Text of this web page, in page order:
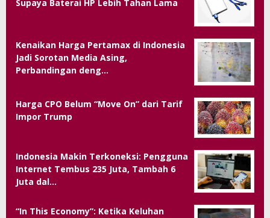
Supaya Baterai HP Lebih Tahan Lama
Kenaikan Harga Pertamax di Indonesia
Jadi Sorotan Media Asing,
Perbandingan deng…
Harga CPO Belum “Move On” dari Tarif
Impor Trump
Indonesia Makin Terkoneksi: Pengguna
Internet Tembus 235 Juta, Tambah 6
Juta dal…
“In This Economy”: Ketika Keluhan